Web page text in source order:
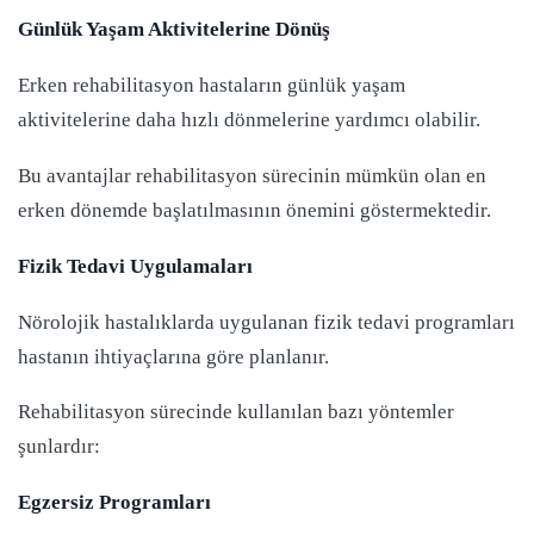
Günlük Yaşam Aktivitelerine Dönüş
Erken rehabilitasyon hastaların günlük yaşam
aktivitelerine daha hızlı dönmelerine yardımcı olabilir.
Bu avantajlar rehabilitasyon sürecinin mümkün olan en
erken dönemde başlatılmasının önemini göstermektedir.
Fizik Tedavi Uygulamaları
Nörolojik hastalıklarda uygulanan fizik tedavi programları
hastanın ihtiyaçlarına göre planlanır.
Rehabilitasyon sürecinde kullanılan bazı yöntemler
şunlardır:
Egzersiz Programları